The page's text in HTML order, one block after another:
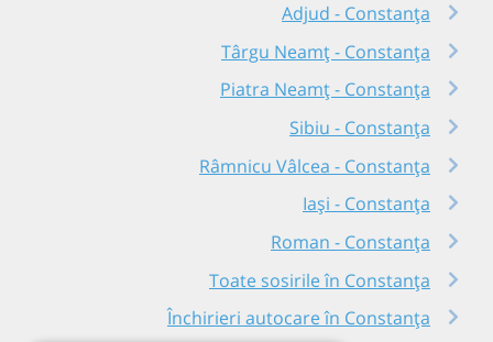
Adjud - Constanța
Târgu Neamț - Constanța
Piatra Neamț - Constanța
Sibiu - Constanța
Râmnicu Vâlcea - Constanța
Iași - Constanța
Roman - Constanța
Toate sosirile în Constanța
Închirieri autocare în Constanța